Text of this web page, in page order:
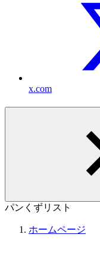
x.com
パンくずリスト
ホームページ